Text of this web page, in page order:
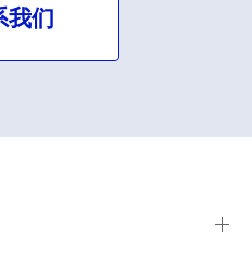
我们